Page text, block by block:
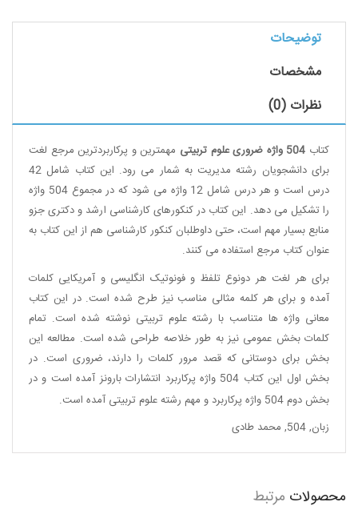
توضیحات
مشخصات
نظرات (0)
کتاب 504 واژه ضروری علوم تربیتی
مهمترین و پرکاربردترین مرجع لغت
برای دانشجویان رشته مدیریت به شمار می رود. این کتاب شامل 42
درس است و هر درس شامل 12 واژه می شود که در مجموع 504 واژه
را تشکیل می دهد. این کتاب در کنکورهای کارشناسی ارشد و دکتری جزو
منابع بسیار مهم است، حتی داوطلبان کنکور کارشناسی هم از این کتاب به
عنوان کتاب مرجع استفاده می کنند.
برای هر لغت هر دونوع تلفظ و فونوتیک انگلیسی و آمریکایی کلمات
آمده و برای هر کلمه مثالی مناسب نیز طرح شده است. در این کتاب
معانی واژه ها متناسب با رشته علوم تربیتی نوشته شده است. تمام
کلمات بخش عمومی نیز به طور خلاصه طراحی شده است. مطالعه این
بخش برای دوستانی که قصد مرور کلمات را دارند، ضروری است. در
بخش اول این کتاب 504 واژه پرکاربرد انتشارات بارونز آمده است و در
بخش دوم 504 واژه پرکاربرد و مهم رشته علوم تربیتی آمده است
.
زبان,
504
, محمد طادی
محصولات مرتبط